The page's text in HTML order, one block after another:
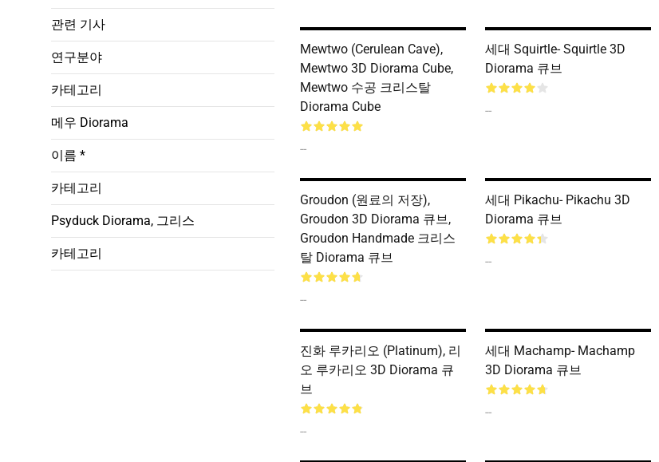
관련 기사
연구분야
카테고리
메우 Diorama
이름 *
카테고리
Psyduck Diorama, 그리스
카테고리
Mewtwo (Cerulean Cave),
Mewtwo 3D Diorama Cube,
Mewtwo 수공 크리스탈
Diorama Cube
--
세대 Squirtle- Squirtle 3D
Diorama 큐브
--
Groudon (원료의 저장),
Groudon 3D Diorama 큐브,
Groudon Handmade 크리스
탈 Diorama 큐브
--
세대 Pikachu- Pikachu 3D
Diorama 큐브
--
진화 루카리오 (Platinum), 리
오 루카리오 3D Diorama 큐
브
--
세대 Machamp- Machamp
3D Diorama 큐브
--